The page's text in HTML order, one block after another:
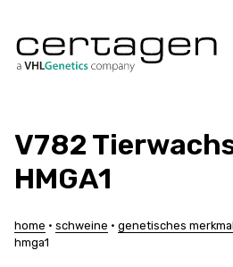
springen
V782
HMGA1
home • schweine • genetisches merkmal
hmga1